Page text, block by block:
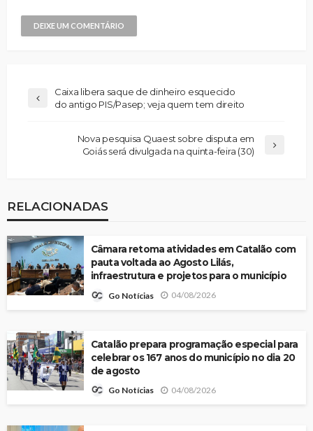
Caixa libera saque de dinheiro esquecido
do antigo PIS/Pasep; veja quem tem direito
Nova pesquisa Quaest sobre disputa em
Goiás será divulgada na quinta-feira (30)
RELACIONADAS
Câmara retoma atividades em Catalão com
pauta voltada ao Agosto Lilás,
infraestrutura e projetos para o município
Go Notícias 04/08/2026
Catalão prepara programação especial para
celebrar os 167 anos do município no dia 20
de agosto
Go Notícias 04/08/2026